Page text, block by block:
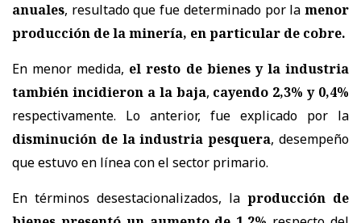
anuales, resultado que fue determinado por la menor
producción de la minería, en particular de cobre.
En menor medida, el resto de bienes y la industria
también incidieron a la baja, cayendo 2,3% y 0,4%
respectivamente. Lo anterior, fue explicado por la
disminución de la industria pesquera, desempeño
que estuvo en línea con el sector primario.
En términos desestacionalizados, la producción de